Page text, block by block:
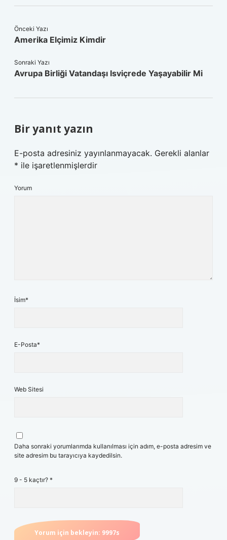
Önceki Yazı
Amerika Elçimiz Kimdir
Sonraki Yazı
Avrupa Birliği Vatandaşı Isviçrede Yaşayabilir Mi
Bir yanıt yazın
E-posta adresiniz yayınlanmayacak. Gerekli alanlar
* ile işaretlenmişlerdir
Yorum
İsim*
E-Posta*
Web Sitesi
Daha sonraki yorumlarımda kullanılması için adım, e-posta adresim ve
site adresim bu tarayıcıya kaydedilsin.
9 - 5 kaçtır? *